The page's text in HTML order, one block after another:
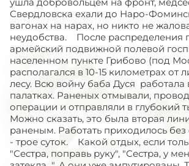
Свердловска ехали до Наро-
вагонах на нарах, но никто не
неудобства. После распределения
армейский подвижной полевой
населенном пункте Грибово (под
располагался в 10-15 километрах от
лесу. Всю войну баба Дуся работала
палатках. Раненых отмывали,
операции и отправляли в глубокий
Можно сказать, это была вторая
раненым. Работать приходилось
- трое суток. Какой отдых, если
"Сестра, поправь руку", "Сестра, у